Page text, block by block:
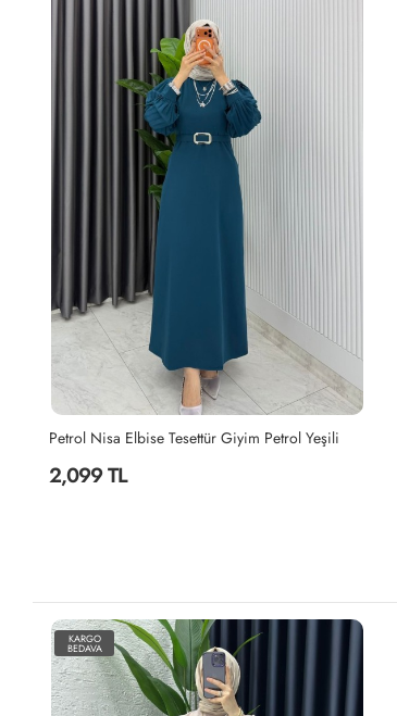
2,299 TL
KARGO
BEDAVA